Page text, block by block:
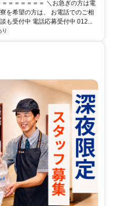
＝＝＝＝＝＝ ＼お急ぎの方は電
を希望の方は、 お電話でのご相
も受付中 電話応募受付中 012...
り